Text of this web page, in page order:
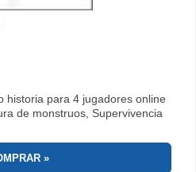
historia para 4 jugadores online
de monstruos, Supervivencia